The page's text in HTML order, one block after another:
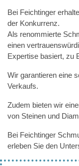
Bei Feichtinger
der Konkurrenz.
Als renommierte
einen
Expertise basiert, zu
Wir garantieren eine
Verkaufs.
Zudem bieten wir
von Steinen und
Bei Feichtinger
erleben Sie den